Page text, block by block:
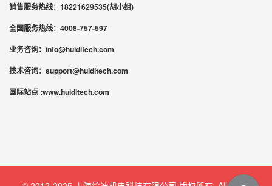
销售服务热线：18221629535(胡小姐)
全国服务热线：4008-757-597
业务咨询：info@huiditech.com
技术咨询：support@huiditech.com
国际站点 :www.huiditech.com